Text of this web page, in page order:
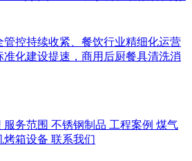
管控持续收紧、餐饮行业精细化运营
准化建设提速，商用后厨餐具清洗消
服务范围 不锈钢制品 工程案例 煤气
烤箱设备 联系我们